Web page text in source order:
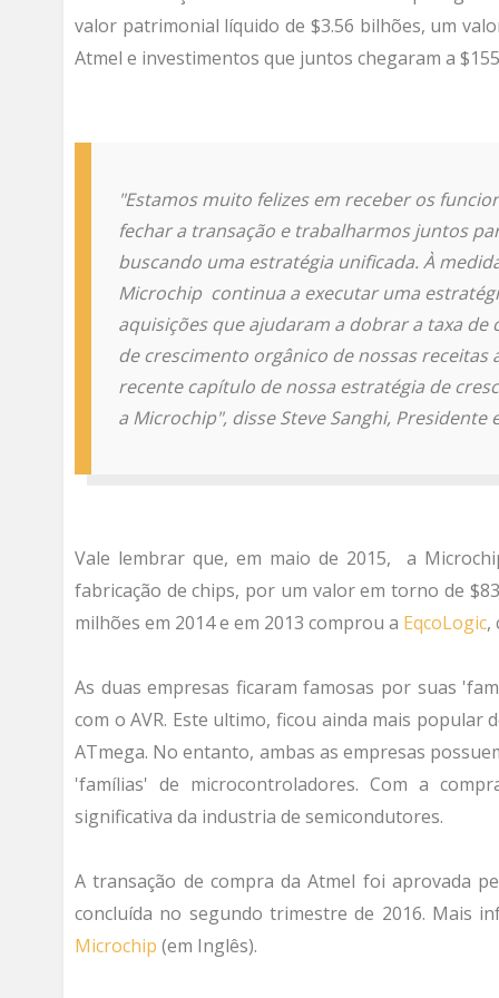
valor patrimonial líquido de $3.56 bilhões, um
Atmel e investimentos que juntos chegaram a
"Estamos muito felizes em receber os
fechar a transação e trabalharmos juntos
buscando uma estratégia unificada. À
Microchip continua a executar uma
aquisições que ajudaram a dobrar a taxa
de crescimento orgânico de nossas
recente capítulo de nossa estratégia de
a Microchip", disse Steve Sanghi, Presidente
Vale lembrar que, em maio de 2015, a
fabricação de chips, por um valor em torno de
milhões em 2014 e em 2013 comprou a EqcoLogic,
As duas empresas ficaram famosas por suas
com o AVR. Este ultimo, ficou ainda mais
ATmega. No entanto, ambas as empresas
'famílias' de microcontroladores. Com a
significativa da industria de semicondutores.
A transação de compra da Atmel foi aprovada
concluída no segundo trimestre de 2016. Mais
Microchip (em Inglês).